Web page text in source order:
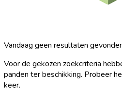
Vandaag geen resultaten
Voor de gekozen zoekcriteria
panden ter beschikking. Probeer
keer.